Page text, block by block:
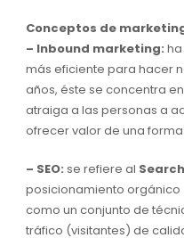
Conceptos de
– Inbound marketing:
más eficiente para hacer
años, éste se concentra
atraiga a las personas a
ofrecer valor de una forma
– SEO: se refiere al
posicionamiento
como un conjunto de
tráfico (visitantes) de